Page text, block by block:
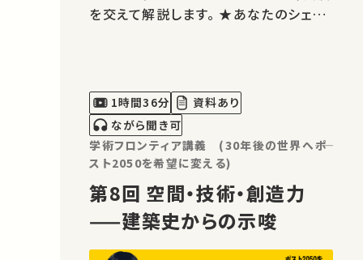
を交えて解説します。 ★あなたのシェア
営・著作権処理・映像編集：東京大学 大
学総合教育研究センター こ…
1時間36分
資料あり
ながら聞き可
学術フロンティア講義 (30年後の世界へ――ポ
スト2050を希望に変える)
第8回 空間・技術・創造力
——建築史からの示唆